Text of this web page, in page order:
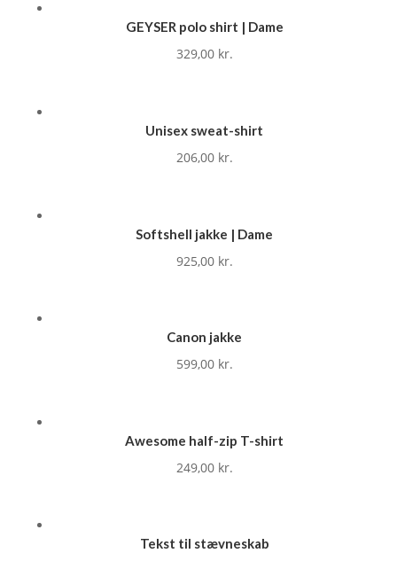
GEYSER polo shirt | Dame
329,00 kr.
Unisex sweat-shirt
206,00 kr.
Softshell jakke | Dame
925,00 kr.
Canon jakke
599,00 kr.
Awesome half-zip T-shirt
249,00 kr.
Tekst til stævneskab